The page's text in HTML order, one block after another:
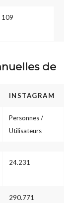
109
de
INSTAGRAM
Personnes /
Utilisateurs
24.231
290.771